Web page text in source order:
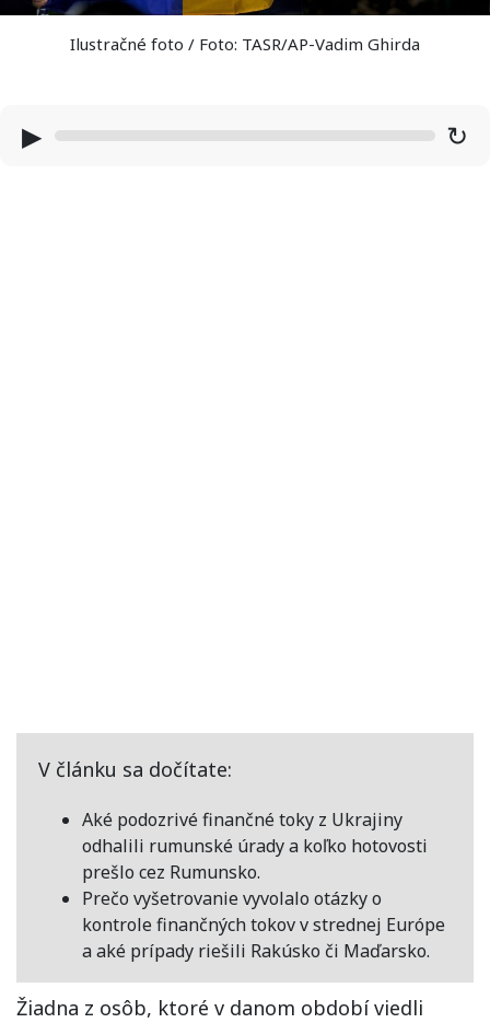
Ilustračné foto / Foto: TASR/AP-Vadim Ghirda
▶ ↻
V článku sa dočítate:
Aké podozrivé finančné toky z Ukrajiny
odhalili rumunské úrady a koľko hotovosti
prešlo cez Rumunsko.
Prečo vyšetrovanie vyvolalo otázky o
kontrole finančných tokov v strednej Európe
a aké prípady riešili Rakúsko či Maďarsko.
Žiadna z osôb, ktoré v danom období viedli